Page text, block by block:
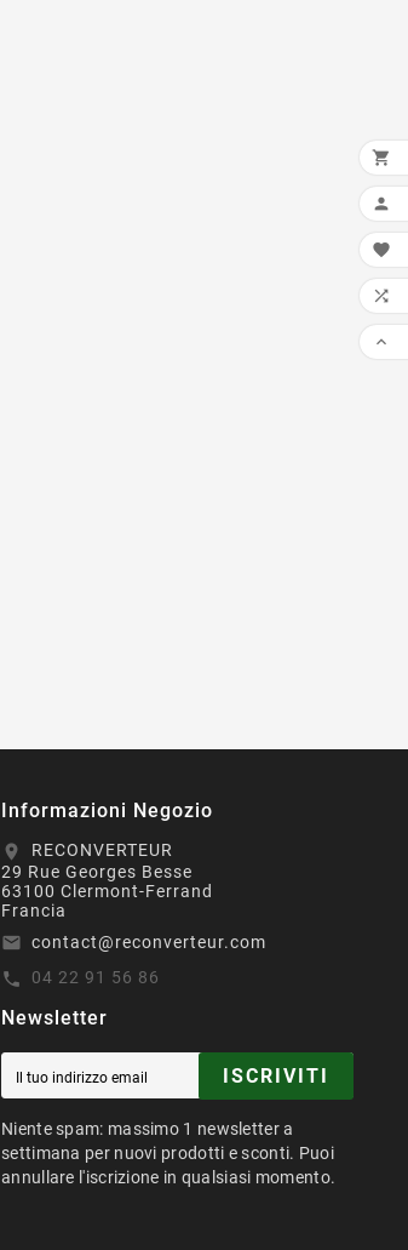
Informazioni Negozio
location_on
RECONVERTEUR
29 Rue Georges Besse
63100 Clermont-Ferrand
Francia
email contact@reconverteur.com
call 04 22 91 56 86
Newsletter
ISCRIVITI
Niente spam: massimo 1 newsletter a
settimana per nuovi prodotti e sconti. Puoi
annullare l'iscrizione in qualsiasi momento.




